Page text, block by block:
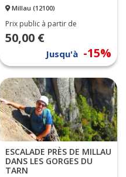
Millau (12100)
Prix public à partir de
50,00 €
Jusqu'à -15%
ESCALADE PRÈS DE MILLAU
DANS LES GORGES DU
TARN